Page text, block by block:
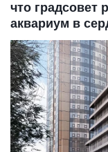
что градсовет
аквариум в